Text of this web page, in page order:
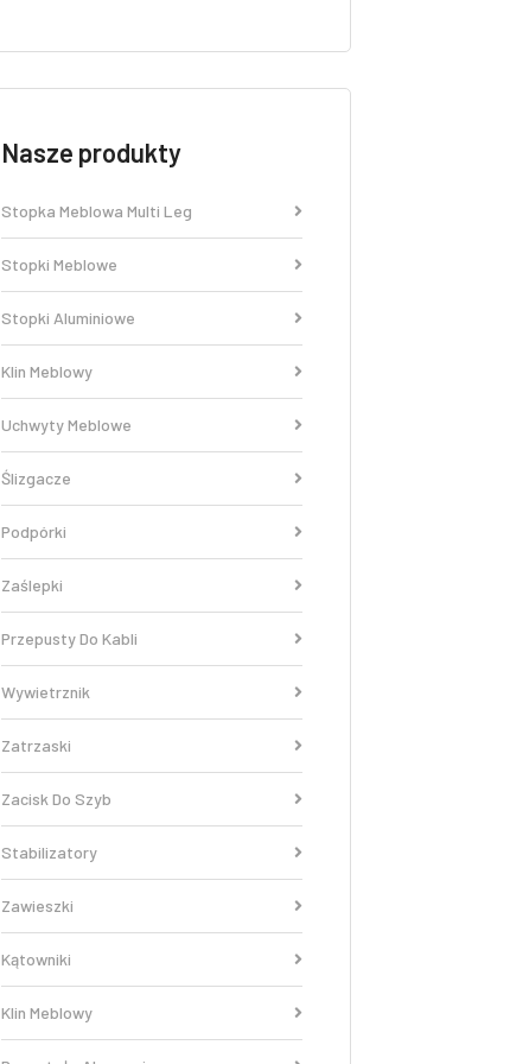
Nasze produkty
Stopka Meblowa Multi Leg
Stopki Meblowe
Stopki Aluminiowe
Klin Meblowy
Uchwyty Meblowe
Ślizgacze
Podpórki
Zaślepki
Przepusty Do Kabli
Wywietrznik
Zatrzaski
Zacisk Do Szyb
Stabilizatory
Zawieszki
Kątowniki
Klin Meblowy